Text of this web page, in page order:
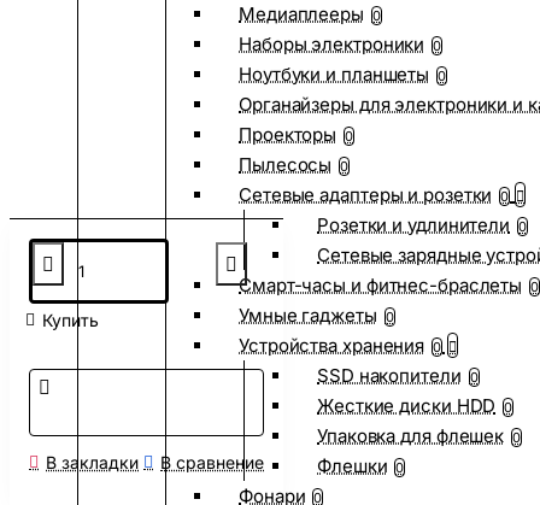
Медиаплееры 0
Наборы электроники 0
Ноутбуки и планшеты 0
Органайзеры для электроники и
Проекторы 0
Пылесосы 0
Сетевые адаптеры и розетки 0
Розетки и удлинители 0
Сетевые зарядные
Смарт-часы и фитнес-браслеты 0
Умные гаджеты 0
Устройства хранения 0
SSD накопители 0
Жесткие диски HDD 0
Упаковка для флешек 0
Флешки 0
Фонари 0
Купить
В закладки В сравнение